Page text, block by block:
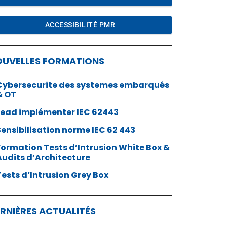
ACCESSIBILITÉ PMR
FORMATIONS
des systemes embarqués
OT
implémenter IEC 62443
norme IEC 62 443
Tests d’Intrusion White Box &
d’Architecture
d’Intrusion Grey Box
ACTUALITÉS